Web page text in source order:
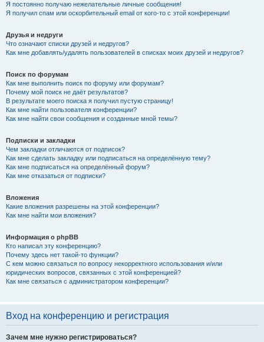
Я постоянно получаю нежелательные личные сообщения!
Я получил спам или оскорбительный email от кого-то с этой конференции!
Друзья и недруги
Что означают списки друзей и недругов?
Как мне добавлять/удалять пользователей в списках моих друзей и недругов?
Поиск по форумам
Как мне выполнить поиск по форуму или форумам?
Почему мой поиск не даёт результатов?
В результате моего поиска я получил пустую страницу!
Как мне найти пользователя конференции?
Как мне найти свои сообщения и созданные мной темы?
Подписки и закладки
Чем закладки отличаются от подписок?
Как мне сделать закладку или подписаться на определённую тему?
Как мне подписаться на определённый форум?
Как мне отказаться от подписки?
Вложения
Какие вложения разрешены на этой конференции?
Как мне найти мои вложения?
Информация о phpBB
Кто написал эту конференцию?
Почему здесь нет такой-то функции?
С кем можно связаться по вопросу некорректного использования и/или
юридических вопросов, связанных с этой конференцией?
Как мне связаться с администратором конференции?
Вход на конференцию и регистрация
Зачем мне нужно регистрироваться?